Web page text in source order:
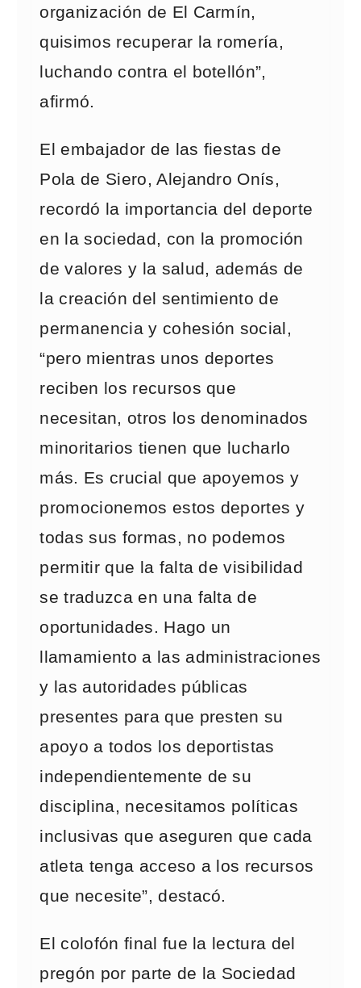
organización de El Carmín,
quisimos recuperar la romería,
luchando contra el botellón”,
afirmó.
El embajador de las fiestas de
Pola de Siero, Alejandro Onís,
recordó la importancia del deporte
en la sociedad, con la promoción
de valores y la salud, además de
la creación del sentimiento de
permanencia y cohesión social,
“pero mientras unos deportes
reciben los recursos que
necesitan, otros los denominados
minoritarios tienen que lucharlo
más. Es crucial que apoyemos y
promocionemos estos deportes y
todas sus formas, no podemos
permitir que la falta de visibilidad
se traduzca en una falta de
oportunidades. Hago un
llamamiento a las administraciones
y las autoridades públicas
presentes para que presten su
apoyo a todos los deportistas
independientemente de su
disciplina, necesitamos políticas
inclusivas que aseguren que cada
atleta tenga acceso a los recursos
que necesite”, destacó.
El colofón final fue la lectura del
pregón por parte de la Sociedad